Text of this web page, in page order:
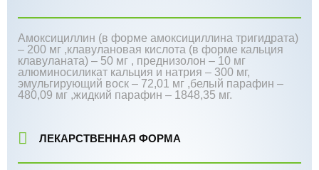
Амоксициллин (в форме амоксициллина тригидрата)
– 200 мг ,клавулановая кислота (в форме кальция
клавуланата) – 50 мг , преднизолон – 10 мг
алюминосиликат кальция и натрия – 300 мг,
эмульгирующий воск – 72,01 мг ,белый парафин –
480,09 мг ,жидкий парафин – 1848,35 мг.
ЛЕКАРСТВЕННАЯ ФОРМА